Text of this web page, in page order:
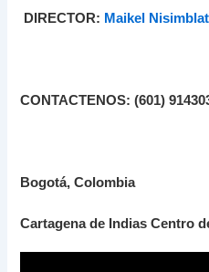
DIRECTOR: Maikel Nisimblat
CONTACTENOS: (601)
Bogotá, Colombia
Cartagena de Indias Centro